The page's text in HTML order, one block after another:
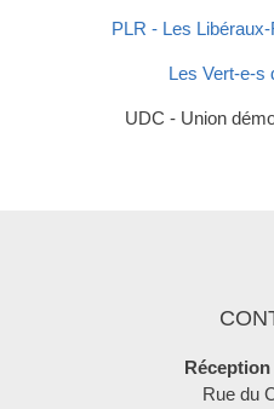
PLR - Les
Les Vert-e-s
UDC - Union
Rue du